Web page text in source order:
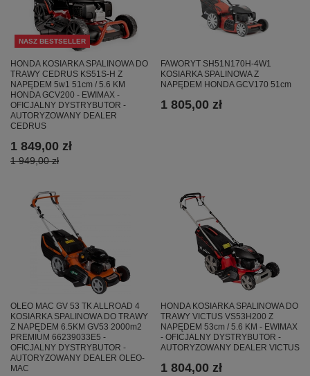
NASZ BESTSELLER
HONDA KOSIARKA SPALINOWA DO
TRAWY CEDRUS KS51S-H Z
NAPĘDEM 5w1 51cm / 5.6 KM
HONDA GCV200 - EWIMAX -
OFICJALNY DYSTRYBUTOR -
AUTORYZOWANY DEALER
CEDRUS
1 849,00 zł
1 949,00 zł
FAWORYT SH51N170H-4W1
KOSIARKA SPALINOWA Z
NAPĘDEM HONDA GCV170 51cm
1 805,00 zł
OLEO MAC GV 53 TK ALLROAD 4
KOSIARKA SPALINOWA DO TRAWY
Z NAPĘDEM 6.5KM GV53 2000m2
PREMIUM 66239033E5 -
OFICJALNY DYSTRYBUTOR -
AUTORYZOWANY DEALER OLEO-
MAC
HONDA KOSIARKA SPALINOWA DO
TRAWY VICTUS VS53H200 Z
NAPĘDEM 53cm / 5.6 KM - EWIMAX
- OFICJALNY DYSTRYBUTOR -
AUTORYZOWANY DEALER VICTUS
1 804,00 zł